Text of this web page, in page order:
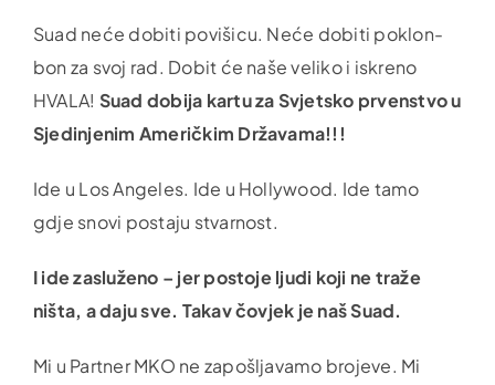
Suad neće dobiti povišicu. Neće dobiti poklon-
bon za svoj rad. Dobit će naše veliko i iskreno
HVALA! Suad dobija kartu za Svjetsko prvenstvo u
Sjedinjenim Američkim Državama!!!
Ide u Los Angeles. Ide u Hollywood. Ide tamo
gdje snovi postaju stvarnost.
I ide zasluženo – jer postoje ljudi koji ne traže
ništa, a daju sve. Takav čovjek je naš Suad.
Mi u Partner MKO ne zapošljavamo brojeve. Mi